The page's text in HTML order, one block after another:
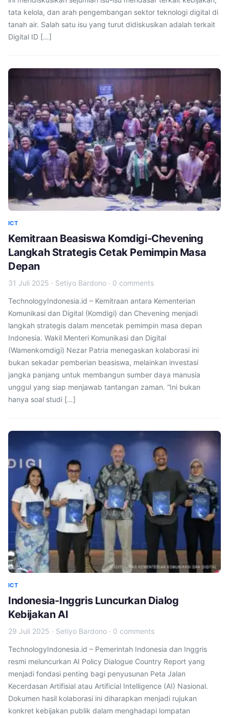
tata kelola, dan arah pengembangan sektor teknologi digital di
tanah air. Salah satu isu yang turut didiskusikan adalah terkait
Digital ID […]
ICT
Kemitraan Beasiswa Komdigi-Chevening
Langkah Strategis Cetak Pemimpin Masa
Depan
31 Juli 2025 · Setiyo Bardono · 0 comments
TechnologyIndonesia.id – Kemitraan antara Kementerian
Komunikasi dan Digital (Komdigi) dan Chevening menjadi
langkah strategis dalam mencetak pemimpin masa depan
Indonesia. Wakil Menteri Komunikasi dan Digital
(Wamenkomdigi) Nezar Patria menegaskan kolaborasi ini
bukan sekadar pemberian beasiswa, melainkan investasi
jangka panjang untuk membangun sumber daya manusia
unggul yang siap menjawab tantangan zaman. “Ini bukan
hanya soal studi […]
ICT
Indonesia-Inggris Luncurkan Dialog
Kebijakan AI
29 Juli 2025 · Setiyo Bardono · 0 comments
TechnologyIndonesia.id – Pemerintah Indonesia dan Inggris
resmi meluncurkan AI Policy Dialogue Country Report yang
menjadi fondasi penting bagi penyusunan Peta Jalan
Kecerdasan Artifisial atau Artificial Intelligence (AI) Nasional.
Dokumen hasil kolaborasi ini diharapkan menjadi rujukan
konkret kebijakan publik dalam menghadapi lompatan